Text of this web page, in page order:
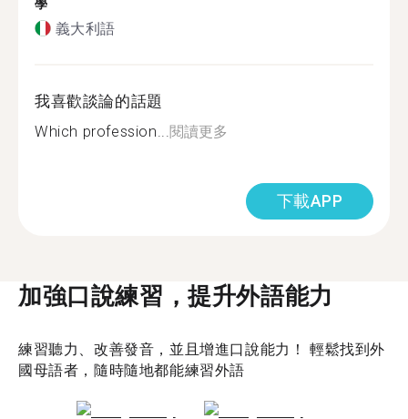
學
義大利語
我喜歡談論的話題
Which profession... 閱讀更多
下載APP
加強口說練習，提升外語能力
練習聽力、改善發音，並且增進口說能力！ 輕鬆找到外
國母語者，隨時隨地都能練習外語